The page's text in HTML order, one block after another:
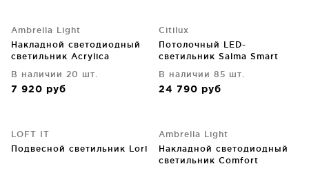
Ambrella Light
Накладной светодиодный
светильник Acrylica
В наличии 20 шт.
7 920 руб
Citilux
Потолочный LED-
светильник Salma Smart
В наличии 85 шт.
24 790 руб
LOFT IT
Подвесной светильник Lori
Ambrella Light
Накладной светодиодный
светильник Comfort